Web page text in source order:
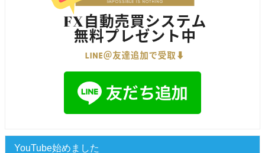
YouTube始めました